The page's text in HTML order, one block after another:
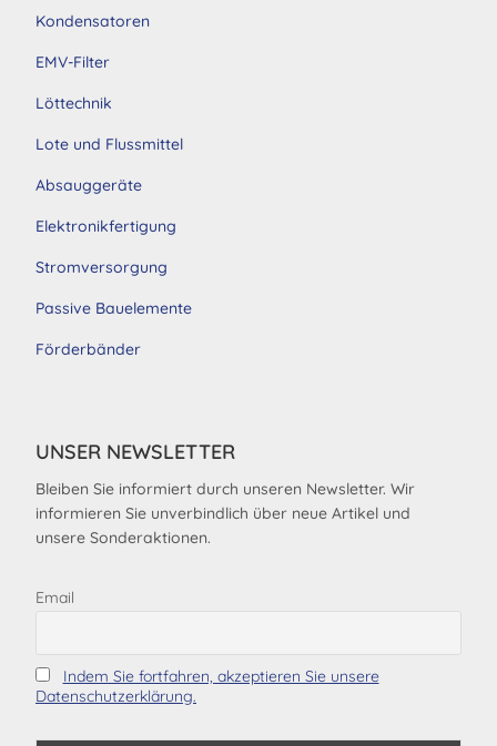
Kondensatoren
EMV-Filter
Löttechnik
Lote und Flussmittel
Absauggeräte
Elektronikfertigung
Stromversorgung
Passive Bauelemente
Förderbänder
UNSER NEWSLETTER
Bleiben Sie informiert durch unseren Newsletter. Wir
informieren Sie unverbindlich über neue Artikel und
unsere Sonderaktionen.
Email
Indem Sie fortfahren, akzeptieren Sie unsere
Datenschutzerklärung.